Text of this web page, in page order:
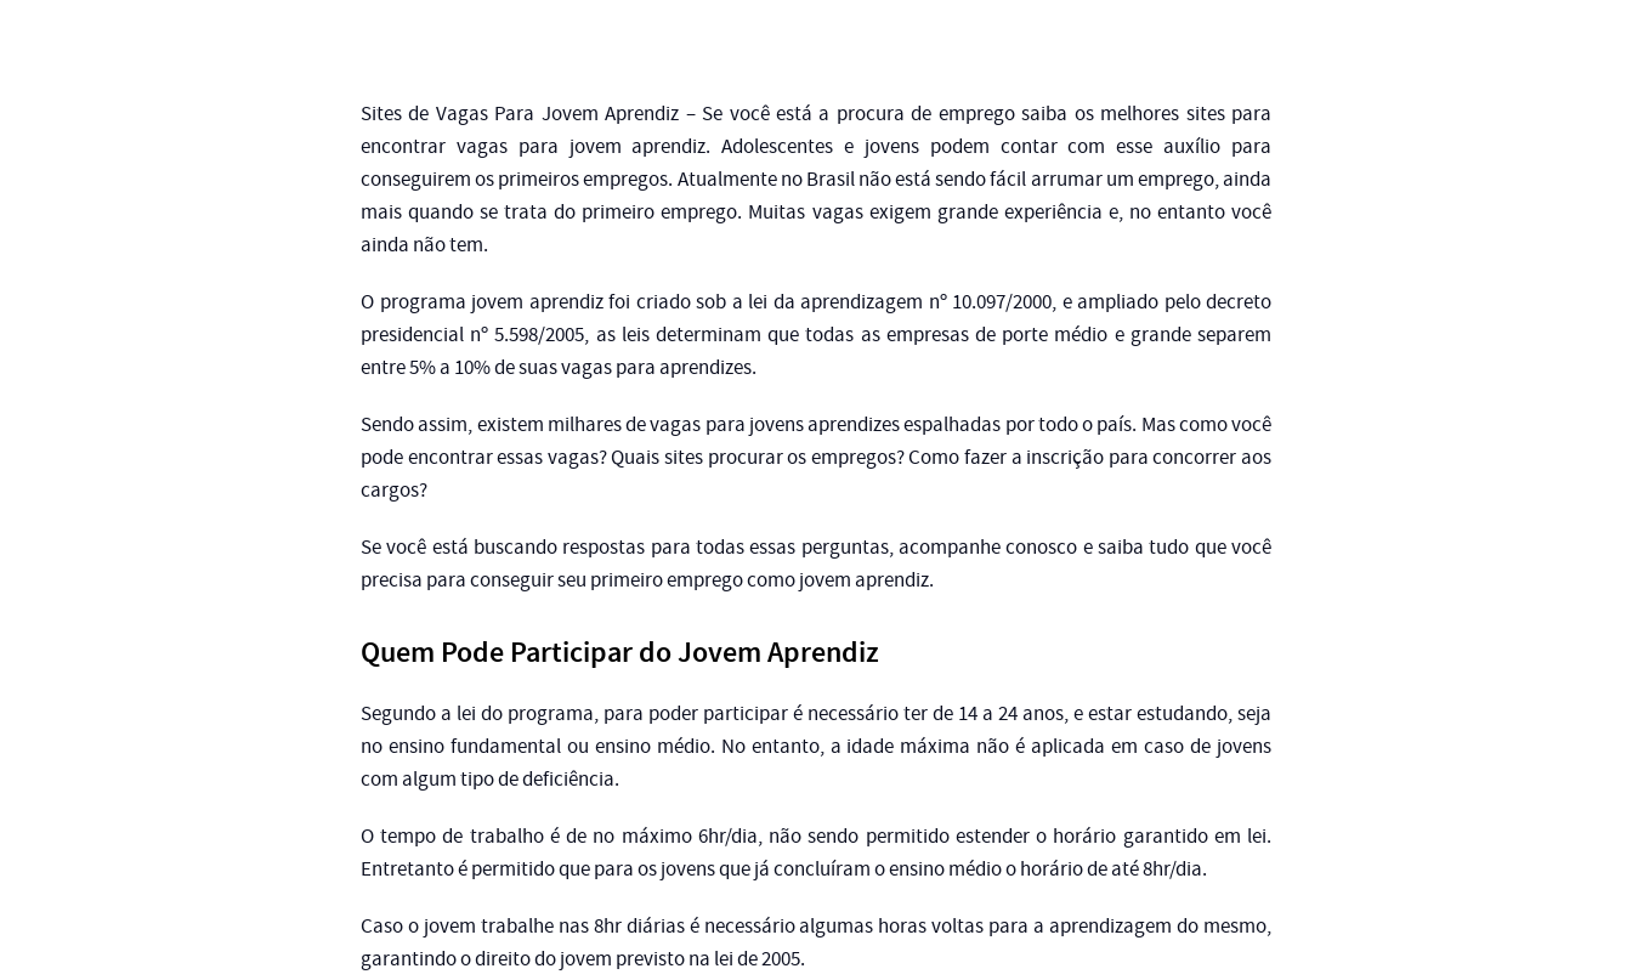
Sites de Vagas Para Jovem Aprendiz – Se você está a procura de emprego saiba os melhores sites para
encontrar vagas para jovem aprendiz. Adolescentes e jovens podem contar com esse auxílio para
conseguirem os primeiros empregos. Atualmente no Brasil não está sendo fácil arrumar um emprego, ainda
mais quando se trata do primeiro emprego. Muitas vagas exigem grande experiência e, no entanto você
ainda não tem.
O programa jovem aprendiz foi criado sob a lei da aprendizagem nº 10.097/2000, e ampliado pelo decreto
presidencial nº 5.598/2005, as leis determinam que todas as empresas de porte médio e grande separem
entre 5% a 10% de suas vagas para aprendizes.
Sendo assim, existem milhares de vagas para jovens aprendizes espalhadas por todo o país. Mas como você
pode encontrar essas vagas? Quais sites procurar os empregos? Como fazer a inscrição para concorrer aos
cargos?
Se você está buscando respostas para todas essas perguntas, acompanhe conosco e saiba tudo que você
precisa para conseguir seu primeiro emprego como jovem aprendiz.
Quem Pode Participar do Jovem Aprendiz
Segundo a lei do programa, para poder participar é necessário ter de 14 a 24 anos, e estar estudando, seja
no ensino fundamental ou ensino médio. No entanto, a idade máxima não é aplicada em caso de jovens
com algum tipo de deficiência.
O tempo de trabalho é de no máximo 6hr/dia, não sendo permitido estender o horário garantido em lei.
Entretanto é permitido que para os jovens que já concluíram o ensino médio o horário de até 8hr/dia.
Caso o jovem trabalhe nas 8hr diárias é necessário algumas horas voltas para a aprendizagem do mesmo,
garantindo o direito do jovem previsto na lei de 2005.